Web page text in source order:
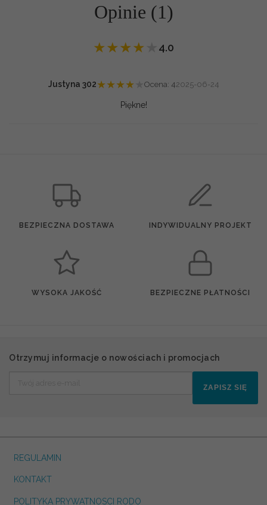
Opinie (1)
★★★★ 4.0
Justyna 302★★★★ Ocena: 42025-06-24
Piękne!
BEZPIECZNA DOSTAWA INDYWIDUALNY PROJEKT
WYSOKA JAKOŚĆ BEZPIECZNE PŁATNOŚCI
Otrzymuj informacje o nowościach i promocjach
ZAPISZ SIĘ
REGULAMIN
KONTAKT
POLITYKA PRYWATNOSCI RODO